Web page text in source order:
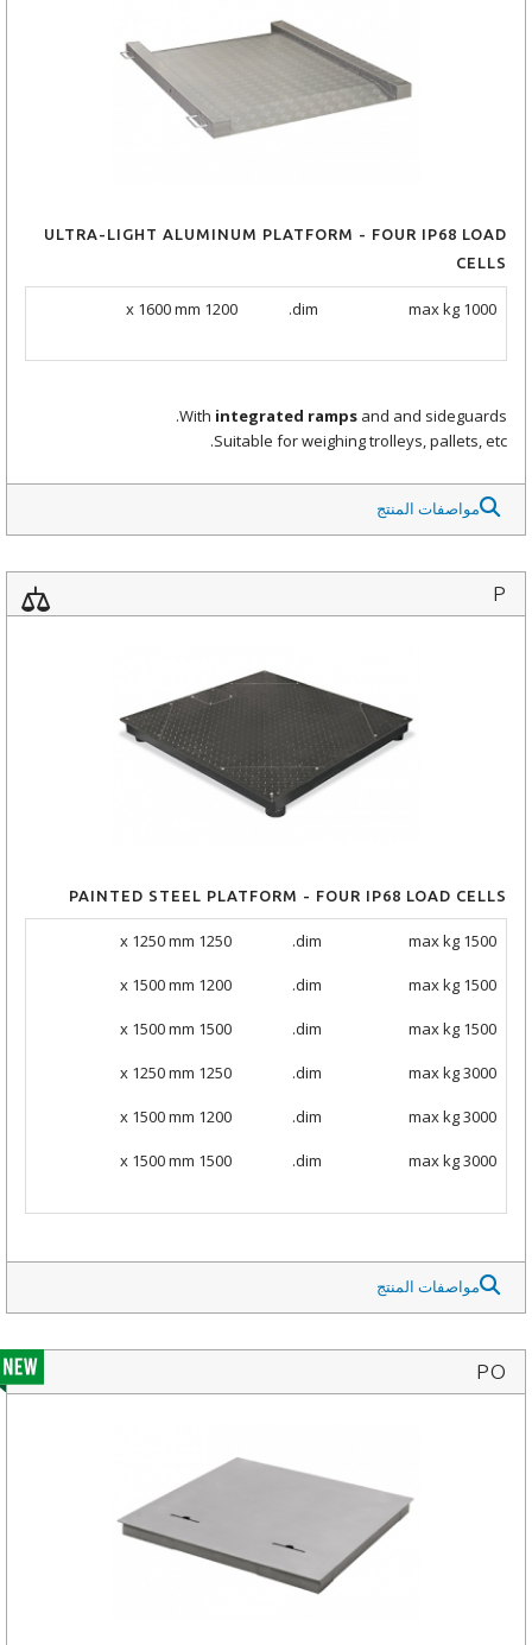
ULTRA-LIGHT ALUMINUM PLATFORM - FOUR IP68 LOAD
CELLS
max kg 1000
dim.
1200 x 1600 mm
Withintegrated ramps and and sideguards.
Suitable for weighing trolleys, pallets, etc.
مواصفات المنتج
P
PAINTED STEEL PLATFORM - FOUR IP68 LOAD CELLS
max kg 1500
dim.
1250 x 1250 mm
max kg 1500
dim.
1200 x 1500 mm
max kg 1500
dim.
1500 x 1500 mm
max kg 3000
dim.
1250 x 1250 mm
max kg 3000
dim.
1200 x 1500 mm
max kg 3000
dim.
1500 x 1500 mm
مواصفات المنتج
PO